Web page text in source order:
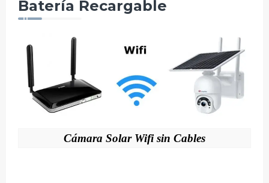
Batería Recargable
Cámara Solar Wifi sin Cables